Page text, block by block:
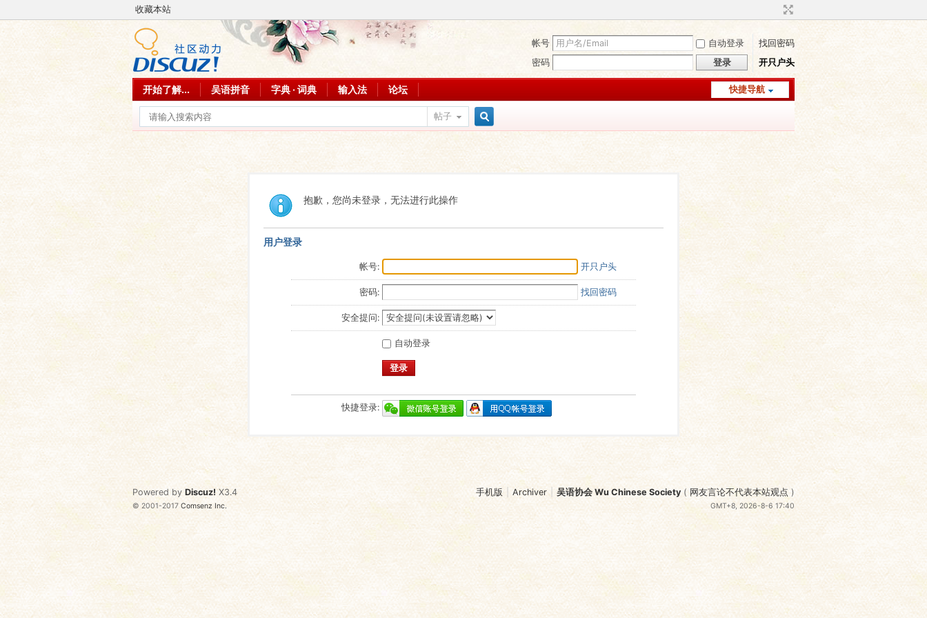
收藏本站
帐号 自动登录
找回密码
密码
登录 开只户头
快捷导航
开始了解... 吴语拼音 字典 · 词典 输入法 论坛
帖子
抱歉，您尚未登录，无法进行此操作
用户登录
帐号: 开只户头
密码: 找回密码
安全提问:
自动登录
登录
快捷登录:
手机版 Archiver 吴语协会 Wu Chinese Society ( 网友言论不代表本站观点 )
GMT+8, 2026-8-6 17:40
Powered by Discuz! X3.4
© 2001-2017Comsenz Inc.